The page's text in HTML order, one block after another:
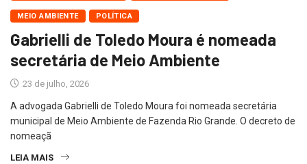
MEIO AMBIENTE POLÍTICA
Gabrielli de Toledo Moura é nomeada
secretária de Meio Ambiente
23 de julho, 2026
A advogada Gabrielli de Toledo Moura foi nomeada secretária
municipal de Meio Ambiente de Fazenda Rio Grande. O decreto de
nomeaçã
LEIA MAIS